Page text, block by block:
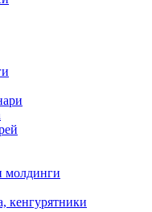
молдинги
кенгурятники